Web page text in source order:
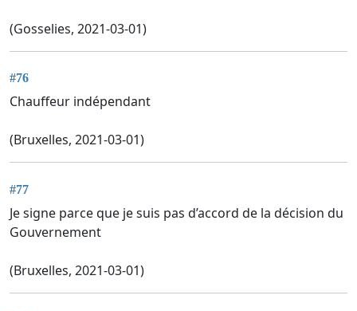
(Gosselies, 2021-03-01)
#76
Chauffeur indépendant
(Bruxelles, 2021-03-01)
#77
Je signe parce que je suis pas d’accord de la décision du
Gouvernement
(Bruxelles, 2021-03-01)